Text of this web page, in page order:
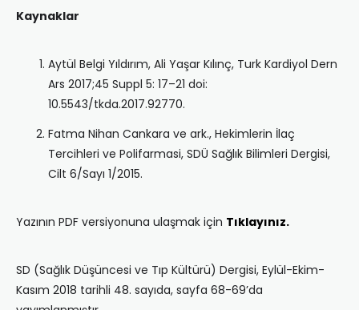
Kaynaklar
Aytül Belgi Yıldırım, Ali Yaşar Kılınç, Turk Kardiyol Dern
Ars 2017;45 Suppl 5: 17–21 doi:
10.5543/tkda.2017.92770.
Fatma Nihan Cankara ve ark., Hekimlerin İlaç
Tercihleri ve Polifarmasi, SDÜ Sağlık Bilimleri Dergisi,
Cilt 6/Sayı 1/2015.
Yazının PDF versiyonuna ulaşmak için Tıklayınız.
SD (Sağlık Düşüncesi ve Tıp Kültürü) Dergisi, Eylül-Ekim-
Kasım 2018 tarihli 48. sayıda, sayfa 68-69’da